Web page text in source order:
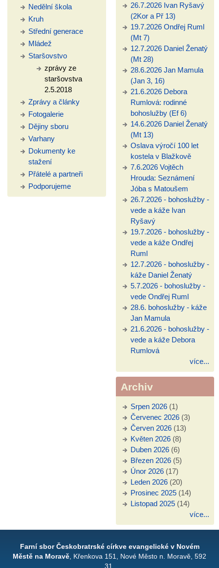
Nedělní škola
Kruh
Střední generace
Mládež
Staršovstvo
zprávy ze
staršovstva
2.5.2018
Zprávy a články
Fotogalerie
Dějiny sboru
Varhany
Dokumenty ke
stažení
Přátelé a partneři
Podporujeme
26.7.2026 Ivan Ryšavý
(2Kor a Př 13)
19.7.2026 Ondřej Ruml
(Mt 7)
12.7.2026 Daniel Ženatý
(Mt 28)
28.6.2026 Jan Mamula
(Jan 3, 16)
21.6.2026 Debora
Rumlová: rodinné
bohoslužby (Ef 6)
14.6.2026 Daniel Ženatý
(Mt 13)
Oslava výročí 100 let
kostela v Blažkově
7.6.2026 Vojtěch
Hrouda: Seznámení
Jóba s Matoušem
26.7.2026 - bohoslužby -
vede a káže Ivan
Ryšavý
19.7.2026 - bohoslužby -
vede a káže Ondřej
Ruml
12.7.2026 - bohoslužby -
káže Daniel Ženatý
5.7.2026 - bohoslužby -
vede Ondřej Ruml
28.6. bohoslužby - káže
Jan Mamula
21.6.2026 - bohoslužby -
vede a káže Debora
Rumlová
více...
Archiv
Srpen 2026(1)
Červenec 2026(3)
Červen 2026(13)
Květen 2026(8)
Duben 2026(6)
Březen 2026(5)
Únor 2026(17)
Leden 2026(20)
Prosinec 2025(14)
Listopad 2025(14)
více...
Farní sbor Českobratrské církve evangelické v Novém
Městě na Moravě, Křenkova 151, Nové Město n. Moravě, 592
31,